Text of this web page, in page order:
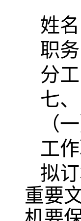
姓
职
分
七
（
工作
拟
重要